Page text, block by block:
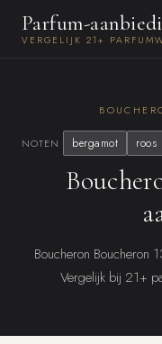
Parfum-
VERGELIJK 21+
NOTEN bergamot roos
Boucheron Boucheron
Vergelijk bij 21+